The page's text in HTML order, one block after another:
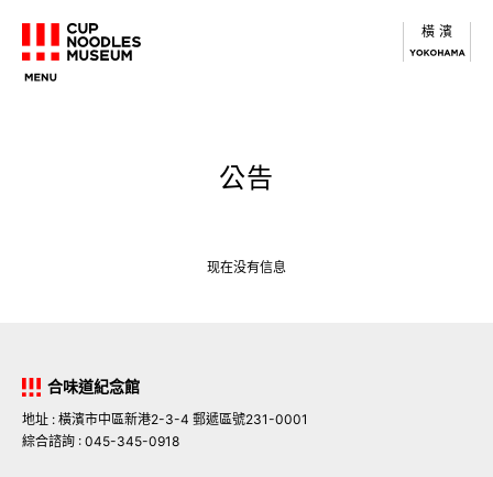
橫濱
公告
现在没有信息
合味道紀念館
地址 : 橫濱市中區新港2-3-4 郵遞區號231-0001
綜合諮詢 : 045-345-0918